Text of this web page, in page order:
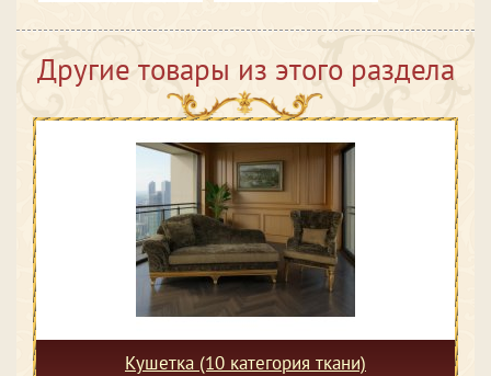
Другие товары из этого раздела
Кушетка (10 категория ткани)